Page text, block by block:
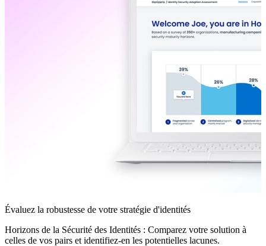
Évaluez la robustesse de votre stratégie d'identités
Horizons de la Sécurité des Identités : Comparez votre solution à
celles de vos pairs et identifiez-en les potentielles lacunes.